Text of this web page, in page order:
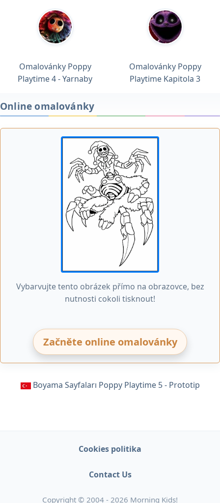
Omalovánky Poppy
Playtime 4 - Yarnaby
Omalovánky Poppy
Playtime Kapitola 3
Online omalovánky
Vybarvujte tento obrázek přímo na obrazovce, bez
nutnosti cokoli tisknout!
Začněte online omalovánky
Boyama Sayfaları Poppy Playtime 5 - Prototip
Cookies politika
Contact Us
Copyright © 2004 - 2026 Morning Kids!